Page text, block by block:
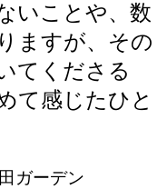
いことや、数
ますが、その
てくださる
て感じたひと
ガーデン